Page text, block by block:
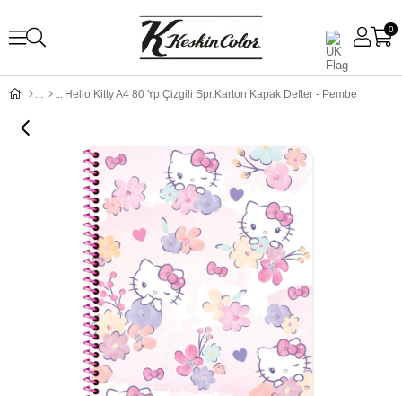
0
Hello Kitty A4 80 Yp Çizgili Spr.Karton Kapak Defter - Pembe